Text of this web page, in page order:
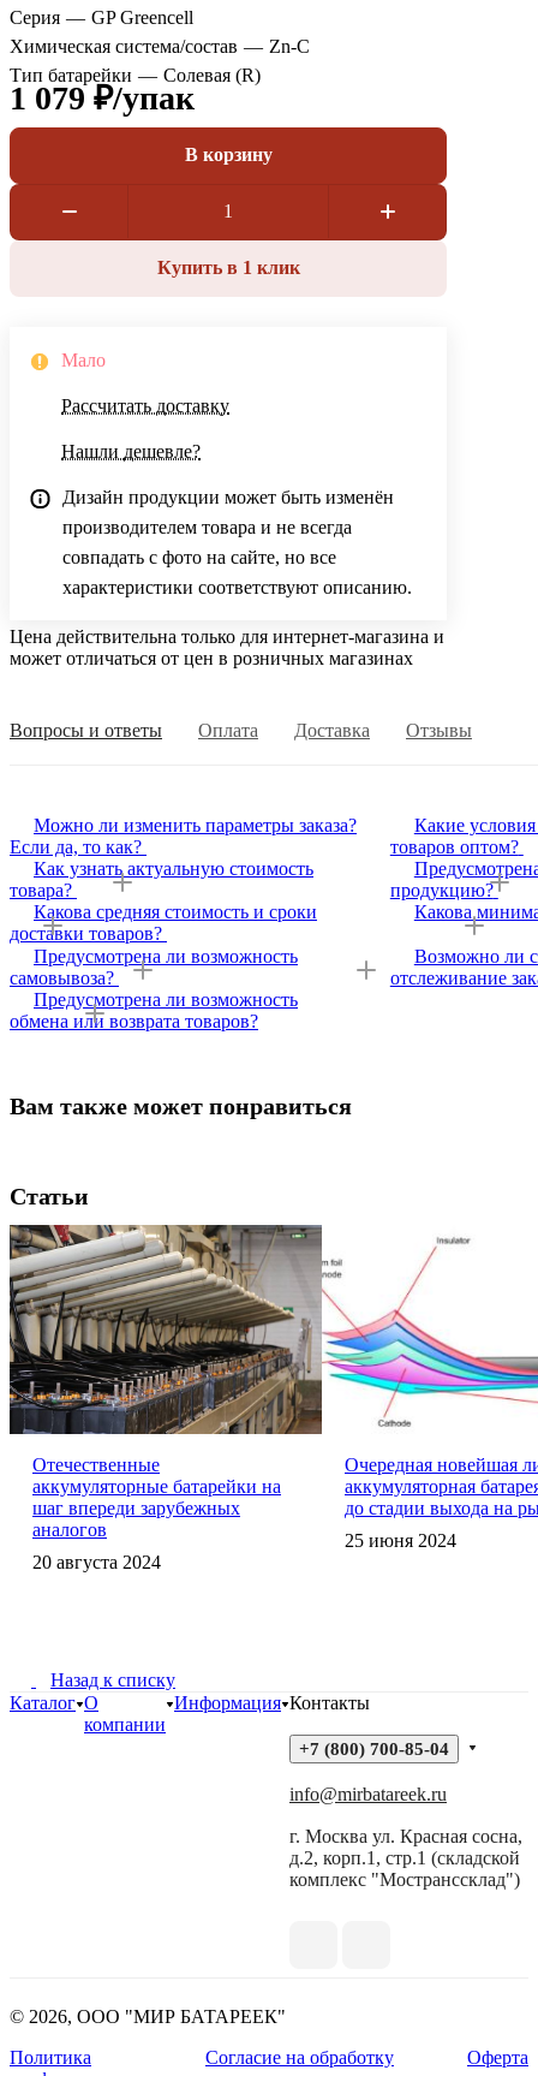
Серия — GP Greencell
Химическая система/состав — Zn-C
Тип батарейки — Солевая (R)
1 079 ₽/упак
В корзину
Купить в 1 клик
Мало
Рассчитать доставку
Нашли дешевле?
Дизайн продукции может быть изменён
производителем товара и не всегда
совпадать с фото на сайте, но все
характеристики соответствуют описанию.
Цена действительна только для интернет-магазина и
может отличаться от цен в розничных магазинах
Вопросы и ответы Оплата Доставка Отзывы
Можно ли изменить параметры заказа?
Если да, то как?
Как узнать актуальную стоимость
товара?
Какова средняя стоимость и сроки
доставки товаров?
Предусмотрена ли возможность
самовывоза?
Предусмотрена ли возможность
обмена или возврата товаров?
Какие
товаров оптом?
продукцию?
Какова
Возможно ли
отслеживание
Вам также может понравиться
Статьи
Отечественные
аккумуляторные батарейки на
шаг впереди зарубежных
аналогов
20 августа 2024
Очередная новейшая
аккумуляторная
до стадии выхода на
25 июня 2024
Назад к списку
Каталог О
компании
Информация Контакты
+7 (800) 700-85-04
info@mirbatareek.ru
г. Москва ул. Красная сосна,
д.2, корп.1, стр.1 (складской
комплекс "Мостранссклад")
© 2026, ООО "МИР БАТАРЕЕК"
Политика
Согласие на обработку
Оферта